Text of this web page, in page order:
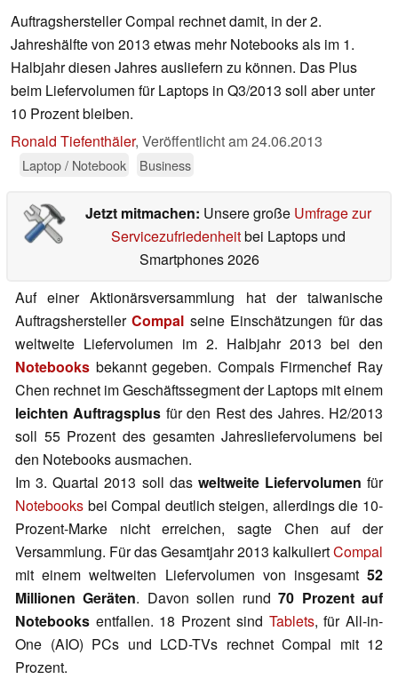
Auftragshersteller Compal rechnet damit, in der 2.
Jahreshälfte von 2013 etwas mehr Notebooks als im 1.
Halbjahr diesen Jahres ausliefern zu können. Das Plus
beim Liefervolumen für Laptops in Q3/2013 soll aber unter
10 Prozent bleiben.
Ronald Tiefenthäler, Veröffentlicht am24.06.2013
Laptop / Notebook Business
Jetzt mitmachen: Unsere große Umfrage zur
Servicezufriedenheitbei Laptops und
Smartphones 2026
Auf einer Aktionärsversammlung hat der taiwanische
AuftragsherstellerCompal seine Einschätzungen für das
weltweite Liefervolumen im 2. Halbjahr 2013 bei den
Notebooks bekannt gegeben. Compals Firmenchef Ray
Chen rechnet im Geschäftssegment der Laptops mit einem
leichten Auftragsplus für den Rest des Jahres. H2/2013
soll 55 Prozent des gesamten Jahresliefervolumens bei
den Notebooks ausmachen.
Im 3. Quartal 2013 soll das weltweite Liefervolumen für
Notebooks bei Compal deutlich steigen, allerdings die 10-
Prozent-Marke nicht erreichen, sagte Chen auf der
Versammlung. Für das Gesamtjahr 2013 kalkuliertCompal
mit einem weltweiten Liefervolumen von insgesamt 52
Millionen Geräten. Davon sollen rund70 Prozent auf
Notebooks entfallen. 18 Prozent sind Tablets, für All-in-
One (AIO) PCs und LCD-TVs rechnet Compal mit 12
Prozent.